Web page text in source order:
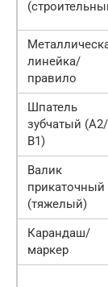
линейка/
правило
Шпатель
зубчатый (А2/
В1)
Валик
прикаточный
(тяжелый)
Карандаш/
маркер